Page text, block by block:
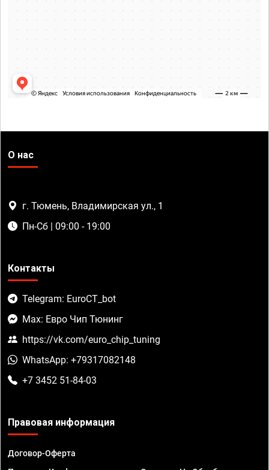
О нас
г. Тюмень, Владимирская ул., 1
Пн-Сб | 09:00 - 19:00
Контакты
Telegram: EuroCT_bot
Max: Евро Чип Тюнинг
https://vk.com/euro_chip_tuning
WhatsApp: +79317082148
+7 3452 51-84-03
Правовая информация
Договор-Оферта